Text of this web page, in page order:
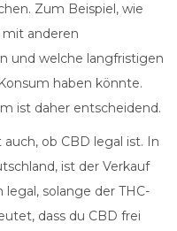
Zum Beispiel, wie
anderen
und welche langfristigen
haben könnte.
ist daher entscheidend.
ob CBD legal ist. In
ist der Verkauf
solange der THC-
dass du CBD frei